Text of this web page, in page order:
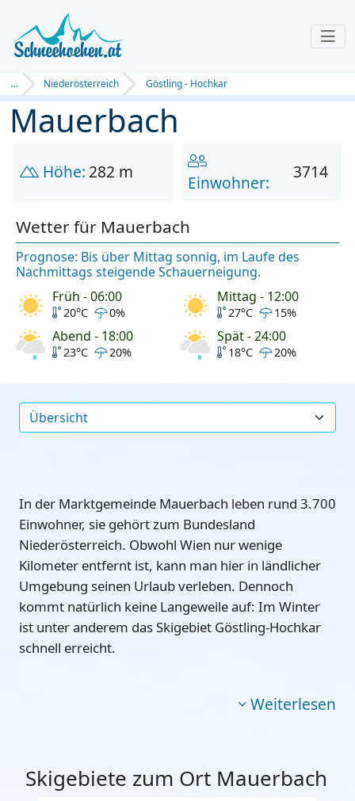
... Niederösterreich Göstling - Hochkar
Mauerbach
Höhe: 282 m
Einwohner:
3714
Wetter für Mauerbach
Prognose: Bis über Mittag sonnig, im Laufe des
Nachmittags steigende Schauerneigung.
Früh - 06:00
20°C 0%
Mittag - 12:00
27°C 15%
Abend - 18:00
23°C 20%
Spät - 24:00
18°C 20%
In der Marktgemeinde Mauerbach leben rund 3.700
Einwohner, sie gehört zum Bundesland
Niederösterreich. Obwohl Wien nur wenige
Kilometer entfernt ist, kann man hier in ländlicher
Umgebung seinen Urlaub verleben. Dennoch
kommt natürlich keine Langeweile auf: Im Winter
ist unter anderem das Skigebiet Göstling-Hochkar
schnell erreicht.
Weiterlesen
Skigebiete zum Ort Mauerbach